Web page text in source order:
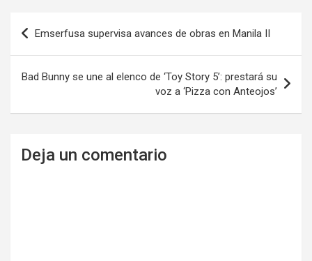
Navegación
de
entradas
Emserfusa supervisa avances de obras en Manila II
Bad Bunny se une al elenco de ‘Toy Story 5’: prestará su
voz a ‘Pizza con Anteojos’
Deja un comentario